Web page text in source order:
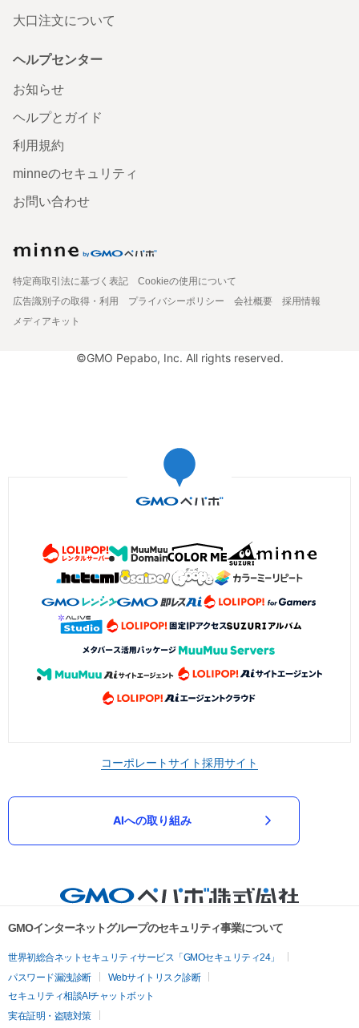
大口注文について
ヘルプセンター
お知らせ
ヘルプとガイド
利用規約
minneのセキュリティ
お問い合わせ
特定商取引法に基づく表記
Cookieの使用について
広告識別子の取得・利用
プライバシーポリシー 会社概要
採用情報
メディアキット
©GMO Pepabo, Inc. All rights reserved.
コーポレートサイト採用サイト
AIへの取り組み
GMOインターネットグループのセキュリティ事業について
世界初総合ネットセキュリティサービス「GMOセキュリティ24」
パスワード漏洩診断
Webサイトリスク診断
セキュリティ相談AIチャットボット
実在証明・盗聴対策